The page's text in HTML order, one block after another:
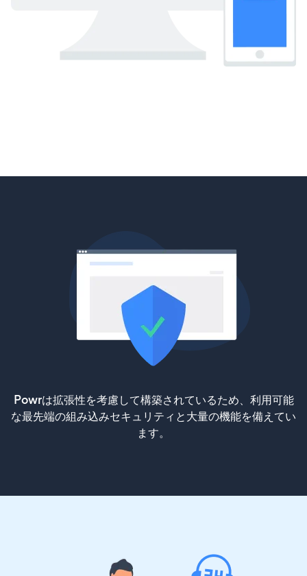
Powrは拡張性を考慮して構築されているため、利用可能
な最先端の組み込みセキュリティと大量の機能を備えてい
ます。